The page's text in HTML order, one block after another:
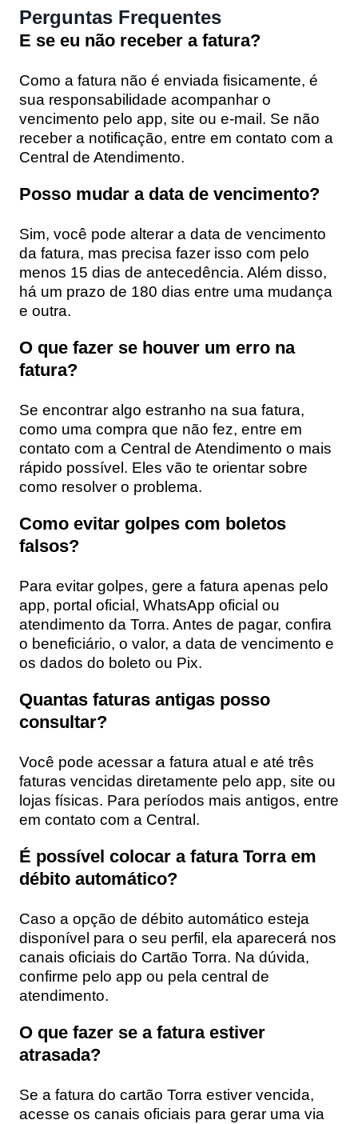
Perguntas Frequentes
E se eu não receber a fatura?
Como a fatura não é enviada fisicamente, é
sua responsabilidade acompanhar o
vencimento pelo app, site ou e-mail. Se não
receber a notificação, entre em contato com a
Central de Atendimento.
Posso mudar a data de vencimento?
Sim, você pode alterar a data de vencimento
da fatura, mas precisa fazer isso com pelo
menos 15 dias de antecedência. Além disso,
há um prazo de 180 dias entre uma mudança
e outra.
O que fazer se houver um erro na
fatura?
Se encontrar algo estranho na sua fatura,
como uma compra que não fez, entre em
contato com a Central de Atendimento o mais
rápido possível. Eles vão te orientar sobre
como resolver o problema.
Como evitar golpes com boletos
falsos?
Para evitar golpes, gere a fatura apenas pelo
app, portal oficial, WhatsApp oficial ou
atendimento da Torra. Antes de pagar, confira
o beneficiário, o valor, a data de vencimento e
os dados do boleto ou Pix.
Quantas faturas antigas posso
consultar?
Você pode acessar a fatura atual e até três
faturas vencidas diretamente pelo app, site ou
lojas físicas. Para períodos mais antigos, entre
em contato com a Central.
É possível colocar a fatura Torra em
débito automático?
Caso a opção de débito automático esteja
disponível para o seu perfil, ela aparecerá nos
canais oficiais do Cartão Torra. Na dúvida,
confirme pelo app ou pela central de
atendimento.
O que fazer se a fatura estiver
atrasada?
Se a fatura do cartão Torra estiver vencida,
acesse os canais oficiais para gerar uma via